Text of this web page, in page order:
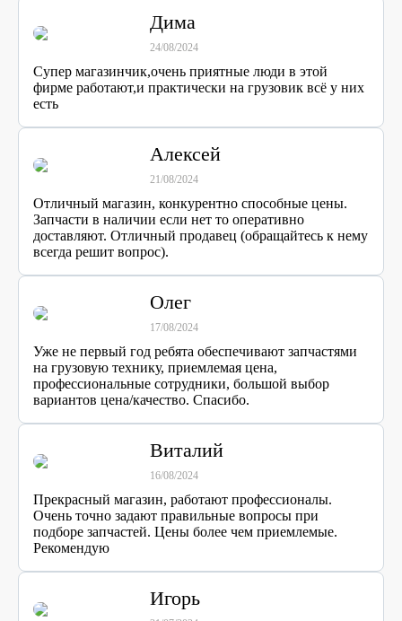
Дима
24/08/2024
Супер магазинчик,очень приятные люди в этой
фирме работают,и практически на грузовик всё у них
есть
Алексей
21/08/2024
Отличный магазин, конкурентно способные цены.
Запчасти в наличии если нет то оперативно
доставляют. Отличный продавец (обращайтесь к нему
всегда решит вопрос).
Олег
17/08/2024
Уже не первый год ребята обеспечивают запчастями
на грузовую технику, приемлемая цена,
профессиональные сотрудники, большой выбор
вариантов цена/качество. Спасибо.
Виталий
16/08/2024
Прекрасный магазин, работают профессионалы.
Очень точно задают правильные вопросы при
подборе запчастей. Цены более чем приемлемые.
Рекомендую
Игорь